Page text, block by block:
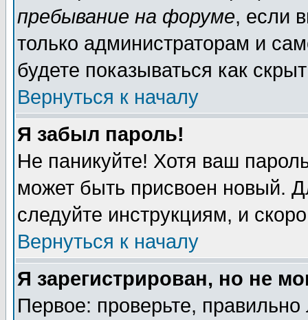
пребывание на форуме, если
только администраторам и
будете показываться как
Вернуться к началу
Я забыл пароль!
Не паникуйте! Хотя ваш
может быть присвоен новый.
следуйте инструкциям, и
Вернуться к началу
Я зарегистрирован, но не
Первое: проверьте,